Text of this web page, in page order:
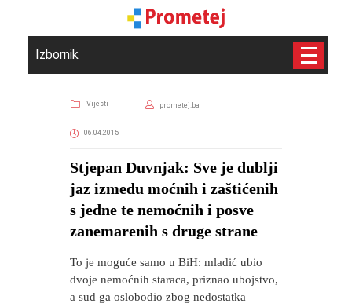
Izbornik
Vijesti prometej.ba
06.04.2015
Stjepan Duvnjak: Sve je dublji
jaz između moćnih i zaštićenih
s jedne te nemoćnih i posve
zanemarenih s druge strane
To je moguće samo u BiH: mladić ubio
dvoje nemoćnih staraca, priznao ubojstvo,
a sud ga oslobodio zbog nedostatka